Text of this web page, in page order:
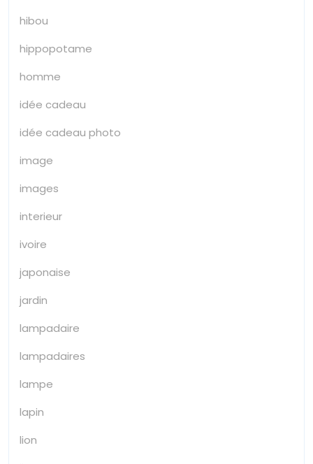
hibou
hippopotame
homme
idée cadeau
idée cadeau photo
image
images
interieur
ivoire
japonaise
jardin
lampadaire
lampadaires
lampe
lapin
lion